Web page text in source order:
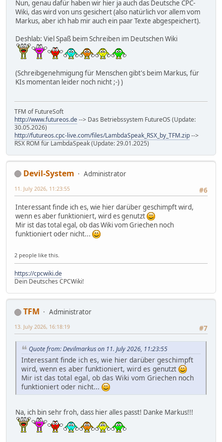
Nun, genau dafür haben wir hier ja auch das Deutsche CPC-
Wiki, das wird von uns gesichert (also natürlich vor allem vom
Markus, aber ich hab mir auch ein paar Texte abgespeichert).
Deshlab: Viel Spaß beim Schreiben im Deutschen Wiki
(Schreibgenehmigung für Menschen gibt's beim Markus, für
KIs momentan leider noch nicht ;-) )
TFM of FutureSoft
http://www.futureos.de--> Das Betriebssystem FutureOS (Update:
30.05.2026)
http://futureos.cpc-live.com/files/LambdaSpeak_RSX_by_TFM.zip-->
RSX ROM für LambdaSpeak (Update: 29.01.2025)
Devil-System
Administrator
#6
11. July 2026, 11:23:55
Interessant finde ich es, wie hier darüber geschimpft wird,
wenn es aber funktioniert, wird es genutzt
Mir ist das total egal, ob das Wiki vom Griechen noch
funktioniert oder nicht...
2 people like this.
https://cpcwiki.de
Dein Deutsches CPCWiki!
TFM
Administrator
#7
13. July 2026, 16:18:19
Quote from: Devilmarkus on 11. July 2026, 11:23:55
Interessant finde ich es, wie hier darüber geschimpft
wird, wenn es aber funktioniert, wird es genutzt
Mir ist das total egal, ob das Wiki vom Griechen noch
funktioniert oder nicht...
Na, ich bin sehr froh, dass hier alles passt! Danke Markus!!!